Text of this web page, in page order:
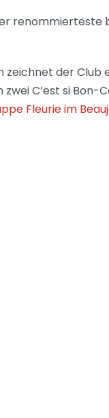
renommierteste
der
C’est si Bon-
Fleurie im